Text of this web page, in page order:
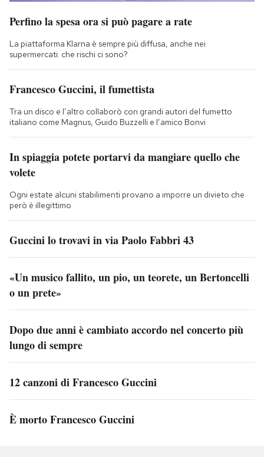
Perfino la spesa ora si può pagare a rate
La piattaforma Klarna è sempre più diffusa, anche nei
supermercati: che rischi ci sono?
Francesco Guccini, il fumettista
Tra un disco e l’altro collaborò con grandi autori del fumetto
italiano come Magnus, Guido Buzzelli e l’amico Bonvi
In spiaggia potete portarvi da mangiare quello che
volete
Ogni estate alcuni stabilimenti provano a imporre un divieto che
però è illegittimo
Guccini lo trovavi in via Paolo Fabbri 43
«Un musico fallito, un pio, un teorete, un Bertoncelli
o un prete»
Dopo due anni è cambiato accordo nel concerto più
lungo di sempre
12 canzoni di Francesco Guccini
È morto Francesco Guccini